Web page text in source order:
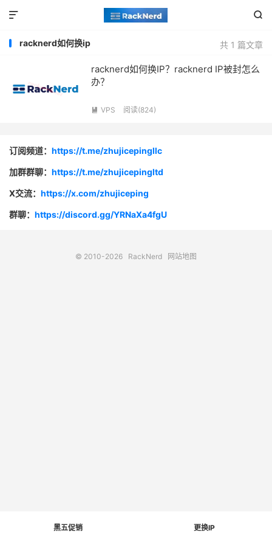


共 1 篇文章
racknerd如何换ip
racknerd如何换IP？racknerd IP被封怎么
办？
 VPS 阅读(824)
订阅频道： https://t.me/zhujicepingllc
加群群聊： https://t.me/zhujicepingltd
X交流： https://x.com/zhujiceping
群聊： https://discord.gg/YRNaXa4fgU
© 2010-2026 RackNerd 网站地图
黑五促销 更换IP